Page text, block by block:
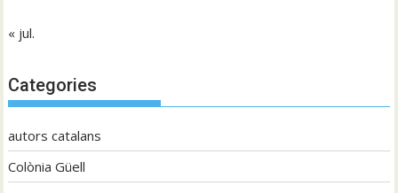
« jul.
Categories
autors catalans
Colònia Güell